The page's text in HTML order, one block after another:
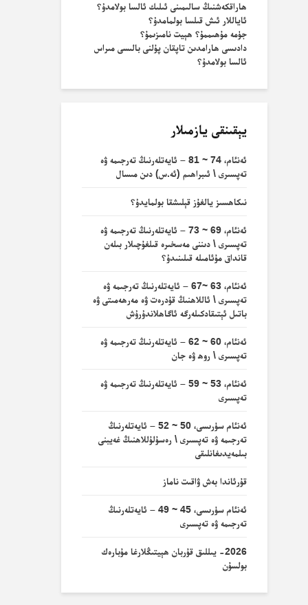
ھاراقكەشنىڭ سالىمىنى ئىلىك ئالسا بولامدۇ؟
ئاياللار ئىش قىلسا بولمامدۇ؟
جۈمە مۇھىممۇ؟ ھېيت نامىزىمۇ؟
دادىسى ھارامدىن تاپقان پۇلنى بالىسى مىراس
ئالسا بولامدۇ؟
يېقىنقى يازمىلار
ئەنئام، 74 ~ 81 – ئايەتلەرنىڭ تەرجىمە ۋە
تەپسىرى \ ئىبراھىم (ئە.س) دىن مىسال
نىكاھسىز يالغۇز قېلىشقا بولمايدۇ؟
ئەنئام، 69 ~ 73 – ئايەتلەرنىڭ تەرجىمە ۋە
تەپسىرى \ دىننى مەسخىرە قىلغۇچىلار بىلەن
قانداق مۇئامىلە قىلىنىدۇ؟
ئەنئام، 63 ~67 – ئايەتلەرنىڭ تەرجىمە ۋە
تەپسىرى \ ئاللاھنىڭ قۇدرەت ۋە مەرھەمىتى ۋە
باتىل ئېتىقادكىلەرگە ئاگاھلاندۇرۇش
ئەنئام، 60 ~ 62 – ئايەتلەرنىڭ تەرجىمە ۋە
تەپسىرى \ روھ ۋە جان
ئەنئام، 53 ~ 59 – ئايەتلەرنىڭ تەرجىمە ۋە
تەپسىرى
ئەنئام سۈرىسى، 50 ~ 52 – ئايەتلەرنىڭ
تەرجىمە ۋە تەپسىرى \ رەسۇلۇللاھنىڭ غەيبنى
بىلمەيدىغانلىقى
قۇرئاندا بەش ۋاقىت ناماز
ئەنئام سۈرىسى، 45 ~ 49 – ئايەتلەرنىڭ
تەرجىمە ۋە تەپسىرى
2026- يىللىق قۇربان ھېيتىڭلارغا مۇبارەك
بولسۇن